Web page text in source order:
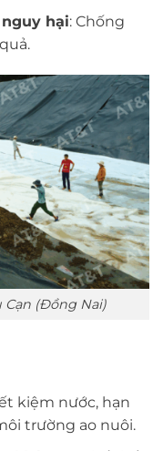
hại: Chống
Cạn (Đồng Nai)
kiệm nước, hạn
trường ao nuôi.